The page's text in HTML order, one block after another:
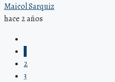
Maicol Sarquiz
hace 2 años
2
3